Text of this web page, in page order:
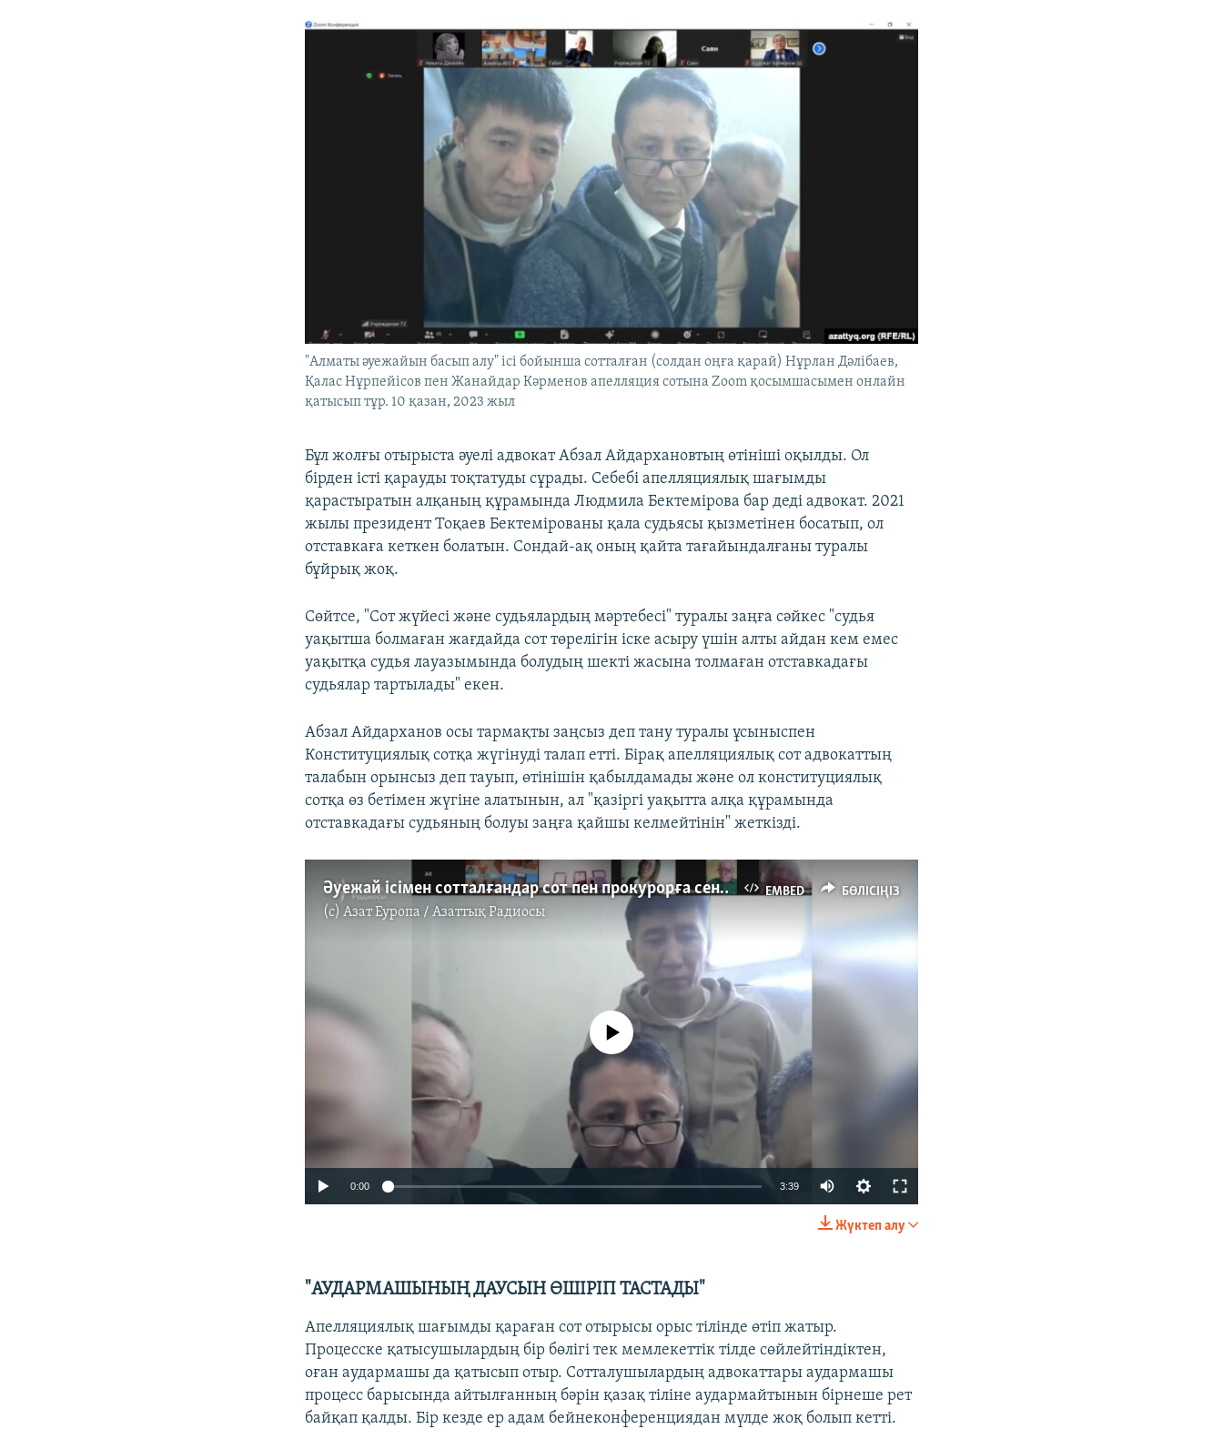
"Алматы әуежайын басып алу" ісі бойынша сотталған (солдан оңға қарай) Нұрлан Дәлібаев,
Қалас Нұрпейісов пен Жанайдар Кәрменов апелляция сотына Zoom қосымшасымен онлайн
қатысып тұр. 10 қазан, 2023 жыл
Бұл жолғы отырыста әуелі адвокат Абзал Айдархановтың өтініші оқылды. Ол
бірден істі қарауды тоқтатуды сұрады. Себебі апелляциялық шағымды
қарастыратын алқаның құрамында Людмила Бектемірова бар деді адвокат. 2021
жылы президент Тоқаев Бектемірованы қала судьясы қызметінен босатып, ол
отставкаға кеткен болатын. Сондай-ақ оның қайта тағайындалғаны туралы
бұйрық жоқ.
Сөйтсе, "Сот жүйесі және судьялардың мәртебесі" туралы заңға сәйкес "судья
уақытша болмаған жағдайда сот төрелігін іске асыру үшін алты айдан кем емес
уақытқа судья лауазымында болудың шекті жасына толмаған отставкадағы
судьялар тартылады" екен.
Абзал Айдарханов осы тармақты заңсыз деп тану туралы ұсыныспен
Конституциялық сотқа жүгінуді талап етті. Бірақ апелляциялық сот адвокаттың
талабын орынсыз деп тауып, өтінішін қабылдамады және ол конституциялық
сотқа өз бетімен жүгіне алатынын, ал "қазіргі уақытта алқа құрамында
отставкадағы судьяның болуы заңға қайшы келмейтінін" жеткізді.
EMBED БӨЛІСІҢІЗ
Әуежай ісімен сотталғандар сот пен прокурорға сенімсіздік білдірді
(c)Азат Еуропа / Азаттық Радиосы
БӨЛІСІҢІЗ
240p 360p
720p 1080p
No media source currently available
0:00 3:39
Жүктеп алу
"АУДАРМАШЫНЫҢ ДАУСЫН ӨШІРІП ТАСТАДЫ"
Апелляциялық шағымды қараған сот отырысы орыс тілінде өтіп жатыр.
Процесске қатысушылардың бір бөлігі тек мемлекеттік тілде сөйлейтіндіктен,
оған аудармашы да қатысып отыр. Сотталушылардың адвокаттары аудармашы
процесс барысында айтылғанның бәрін қазақ тіліне аудармайтынын бірнеше рет
байқап қалды. Бір кезде ер адам бейнеконференциядан мүлде жоқ болып кетті.